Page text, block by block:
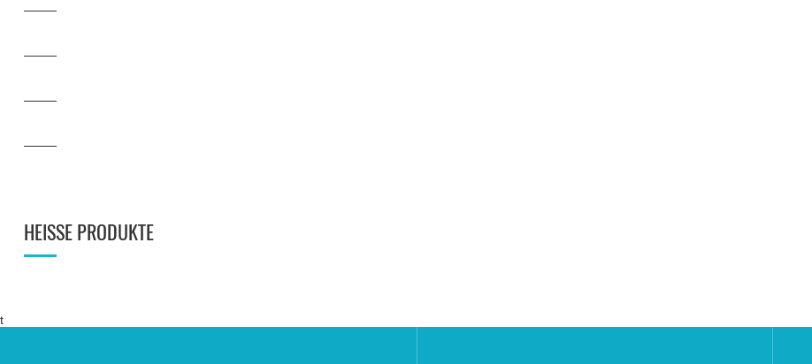
HEISSE PRODUKTE
t